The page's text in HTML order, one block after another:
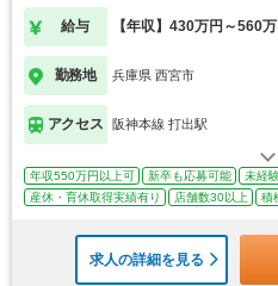
給与 【年収】430万円～560万
勤務地 兵庫県 西宮市
アクセス 阪神本線 打出駅
年収550万円以上可 新卒も応募可能 未経
産休・育休取得実績有り
店舗数30以上 積
求人の詳細を見る